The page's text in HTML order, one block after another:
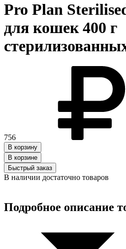
Pro Plan
для кошек 400 г
756
В корзину
В корзинe
Быстрый заказ
В наличии достаточно товаров
Подробное описание